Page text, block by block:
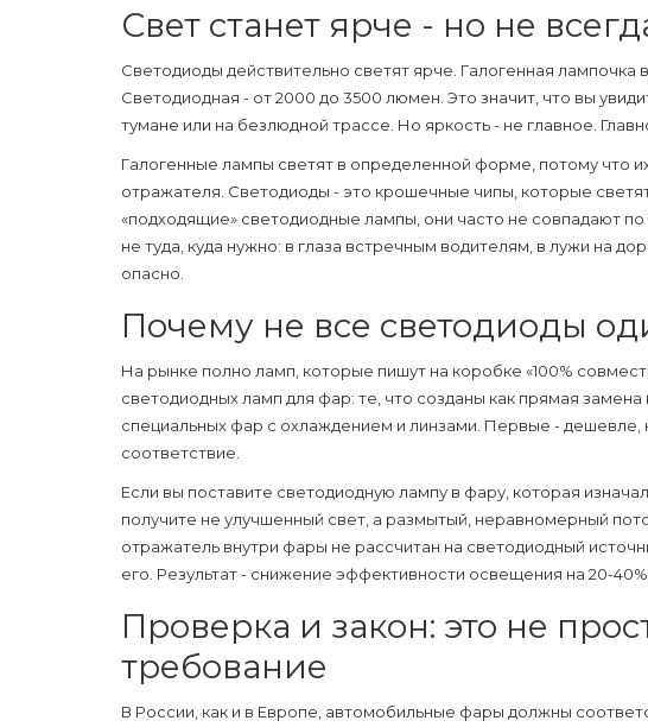
Свет станет ярче - но не
Светодиоды действительно светят ярче. Галогенная лампочка
Светодиодная - от 2000 до 3500 люмен. Это значит, что вы
тумане или на безлюдной трассе. Но яркость - не главное.
Галогенные лампы светят в определенной форме, потому что
отражателя. Светодиоды - это крошечные чипы, которые
«подходящие» светодиодные лампы, они часто не совпадают по
не туда, куда нужно: в глаза встречным водителям, в лужи на
опасно.
Почему не все светодиоды
На рынке полно ламп, которые пишут на коробке «100%
светодиодных ламп для фар: те, что созданы как прямая замена
специальных фар с охлаждением и линзами. Первые - дешевле,
соответствие.
Если вы поставите светодиодную лампу в фару, которая
получите не улучшенный свет, а размытый, неравномерный
отражатель внутри фары не рассчитан на светодиодный
его. Результат - снижение эффективности освещения на 20-
Проверка и закон: это не
требование
В России, как и в Европе, автомобильные фары должны